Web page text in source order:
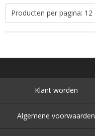
Producten per pagina: 12
Klant worden
Algemene voorwaarden